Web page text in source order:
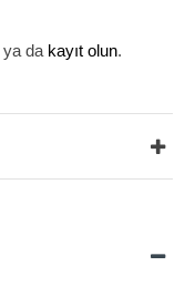
ya da kayıt olun.